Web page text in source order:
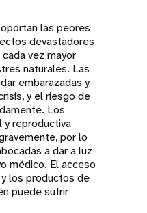
las peores
devastadores
vez mayor
naturales. Las
embarazadas y
y el riesgo de
Los
y reproductiva
por lo
a dar a luz
médico. El acceso
los productos de
puede sufrir